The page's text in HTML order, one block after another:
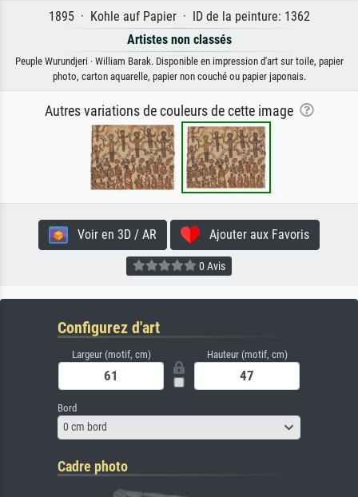
1895 · Kohle auf Papier · ID de la peinture: 1362
Artistes non classés
Peuple Wurundjeri · William Barak. Disponible en impression d'art sur toile, papier
photo, carton aquarelle, papier non couché ou papier japonais.
Autres variations de couleurs de cette image
Voir en 3D / AR Ajouter aux Favoris
0 Avis
Configurez d'art
Largeur (motif, cm) Hauteur (motif, cm)
Bord
0 cm bord
Cadre photo